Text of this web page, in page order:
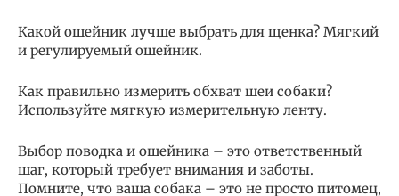
Какой ошейник лучше выбрать для щенка? Мягкий
и регулируемый ошейник.
Как правильно измерить обхват шеи собаки?
Используйте мягкую измерительную ленту.
Выбор поводка и ошейника – это ответственный
шаг, который требует внимания и заботы.
Помните, что ваша собака – это не просто питомец,